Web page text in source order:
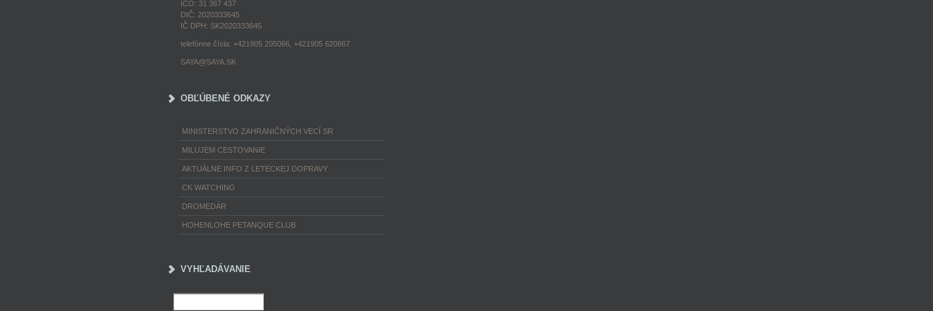
IČO: 31 367 437
DIČ: 2020333645
IČ DPH: SK2020333645
telefónne čísla: +421905 205066, +421905 620667
SAYA@SAYA.SK
OBĽÚBENÉ ODKAZY
MINISTERSTVO ZAHRANIČNÝCH VECÍ SR
MILUJEM CESTOVANIE
AKTUÁLNE INFO Z LETECKEJ DOPRAVY
CK WATCHING
DROMEDÁR
HOHENLOHE PETANQUE CLUB
VYHĽADÁVANIE